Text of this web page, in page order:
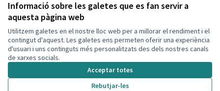
Informació sobre les galetes que es fan servir a
aquesta pàgina web
Utilitzem galetes en el nostre lloc web per a millorar el rendiment i el
contingut d'aquest. Les galetes ens permeten oferir una experiència
d'usuari i uns continguts més personalitzats des dels nostres canals
de xarxes socials.
Acceptar totes
Rebutjar-les
Termes i condicions d'ús
Configuració de les galetes
Decidim Calafell a X
(Enllaç extern)
Decidim Calafell a Facebook
Decidim Calafell a YouTube
Decidim Calafell a GitHub
(Enllaç extern)